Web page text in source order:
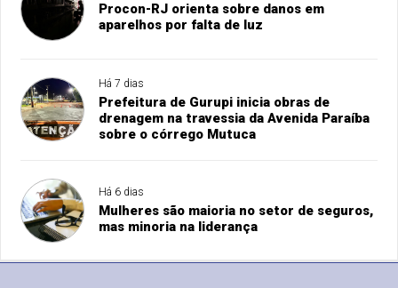
Procon-RJ orienta sobre danos em
aparelhos por falta de luz
Há 7 dias
Prefeitura de Gurupi inicia obras de
drenagem na travessia da Avenida Paraíba
sobre o córrego Mutuca
Há 6 dias
Mulheres são maioria no setor de seguros,
mas minoria na liderança